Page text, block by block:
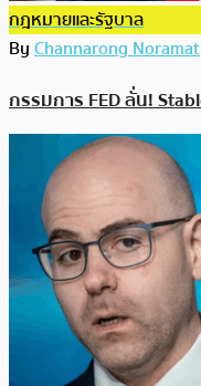
กฎหมายและรัฐบาล
ByChannarong Noramat
กรรมการ FED ลั่น!